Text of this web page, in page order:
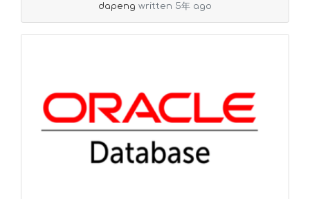
dapeng written 5年 ago